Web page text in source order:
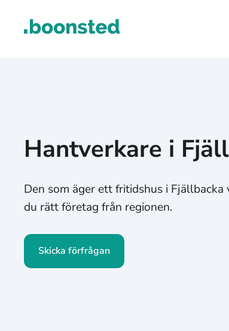
Hantverkare i
Den som äger ett fritidshus i
du rätt företag från regionen.
Skicka förfrågan